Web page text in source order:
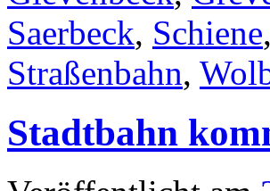
Saerbeck, Schiene,
Straßenbahn,
Stadtbahn